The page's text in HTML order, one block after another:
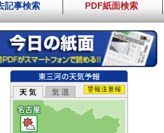
記事検索 PDF紙面検索